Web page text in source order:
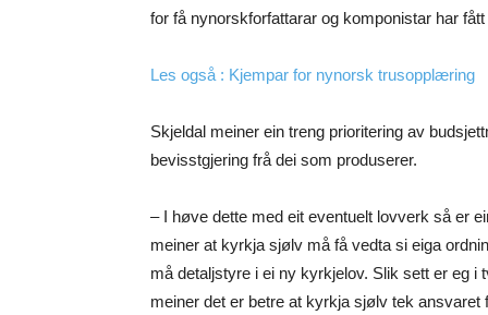
for få nynorskforfattarar og komponistar har
Les også : Kjempar for nynorsk trusopplæring
Skjeldal meiner ein treng prioritering av
bevisstgjering frå dei som produserer.
– I høve dette med eit eventuelt lovverk så er
meiner at kyrkja sjølv må få vedta si eiga
må detaljstyre i ei ny kyrkjelov. Slik sett er eg i
meiner det er betre at kyrkja sjølv tek ansvaret